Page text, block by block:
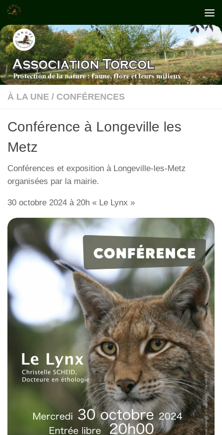
Skip to content
À LA UNE / CONFÉRENCES
Conférence à Longeville les
Metz
Conférences et exposition à Longeville-les-Metz
organisées par la mairie.
30 octobre 2024 à 20h « Le Lynx »